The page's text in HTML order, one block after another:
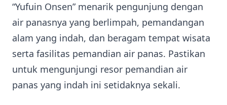
“Yufuin Onsen” menarik pengunjung dengan
air panasnya yang berlimpah, pemandangan
alam yang indah, dan beragam tempat wisata
serta fasilitas pemandian air panas. Pastikan
untuk mengunjungi resor pemandian air
panas yang indah ini setidaknya sekali.